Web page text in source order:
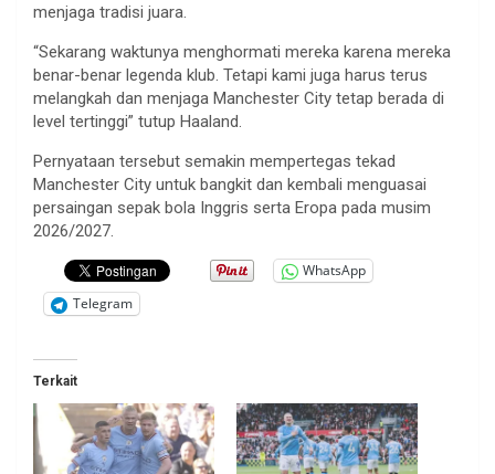
menjaga tradisi juara.
“Sekarang waktunya menghormati mereka karena mereka
benar-benar legenda klub. Tetapi kami juga harus terus
melangkah dan menjaga Manchester City tetap berada di
level tertinggi” tutup Haaland.
Pernyataan tersebut semakin mempertegas tekad
Manchester City untuk bangkit dan kembali menguasai
persaingan sepak bola Inggris serta Eropa pada musim
2026/2027.
WhatsApp
Telegram
Terkait